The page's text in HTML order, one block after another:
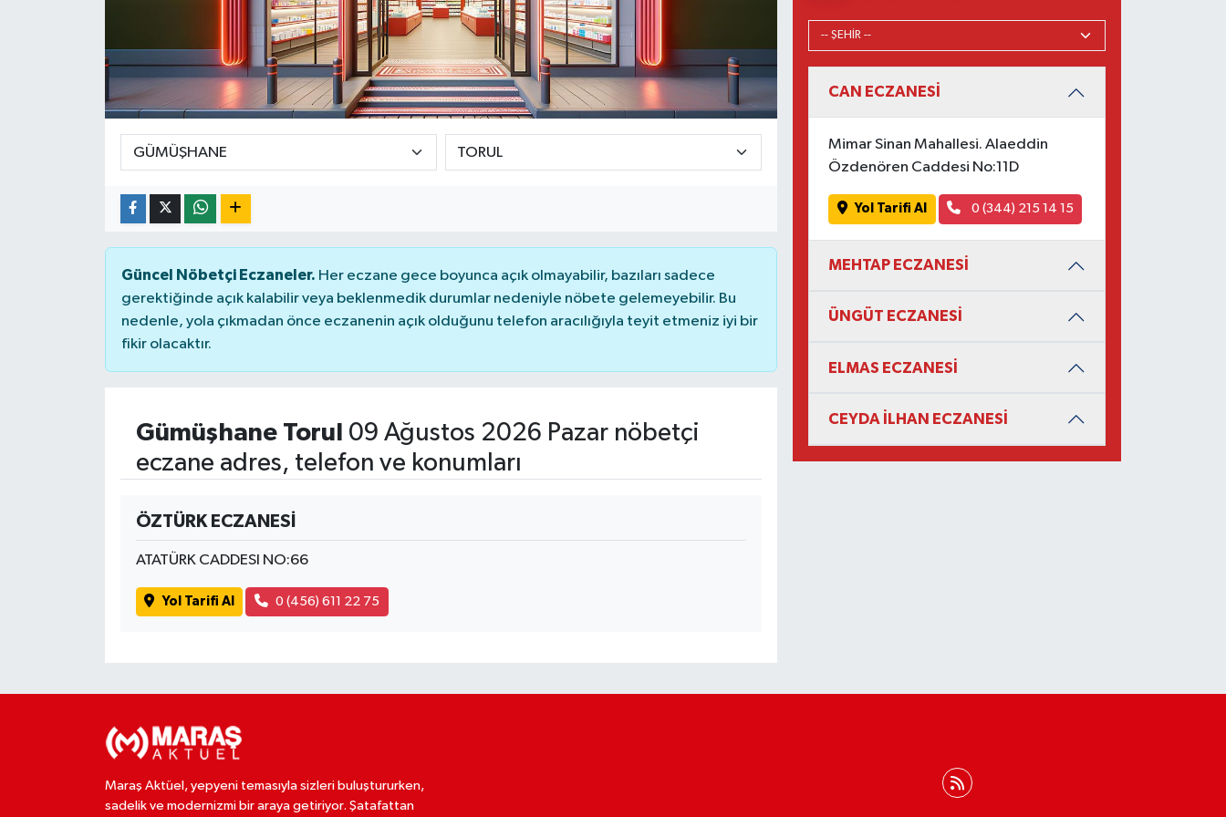
Güncel Nöbetçi Eczaneler. Her eczane gece boyunca açık olmayabilir, bazıları sadece
gerektiğinde açık kalabilir veya beklenmedik durumlar nedeniyle nöbete gelemeyebilir. Bu
nedenle, yola çıkmadan önce eczanenin açık olduğunu telefon aracılığıyla teyit etmeniz iyi bir
fikir olacaktır.
Gümüşhane Torul 09 Ağustos 2026 Pazar nöbetçi
eczane adres, telefon ve konumları
ÖZTÜRK ECZANESİ
ATATÜRK CADDESI NO:66
Yol Tarifi Al 0 (456) 611 22 75
CAN ECZANESİ
Mimar Sinan Mahallesi. Alaeddin
Özdenören Caddesi No:11D
Yol Tarifi Al 0 (344) 215 14 15
MEHTAP ECZANESİ
ÜNGÜT ECZANESİ
ELMAS ECZANESİ
CEYDA İLHAN ECZANESİ
Maraş Aktüel, yepyeni temasıyla sizleri buluştururken,
sadelik ve modernizmi bir araya getiriyor. Şatafattan
Kültür Sanat